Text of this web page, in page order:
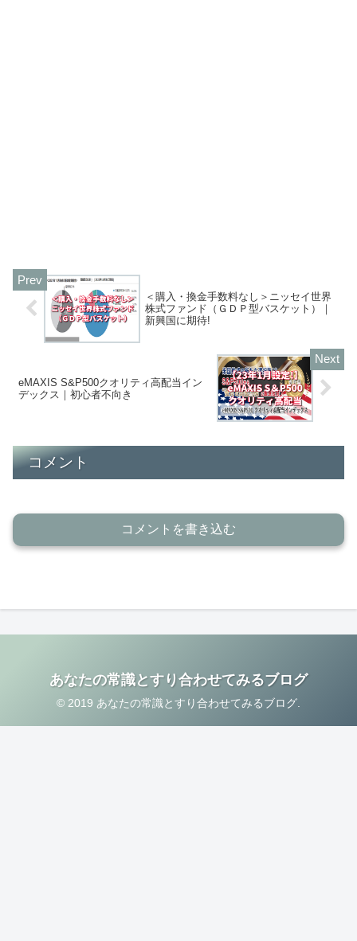
＜購入・換金手数料なし＞ニッセイ世界
株式ファンド（ＧＤＰ型バスケット）｜
新興国に期待!
eMAXIS S&P500クオリティ高配当イン
デックス｜初心者不向き
コメント
コメントを書き込む
あなたの常識とすり合わせてみるブログ
© 2019 あなたの常識とすり合わせてみるブログ.